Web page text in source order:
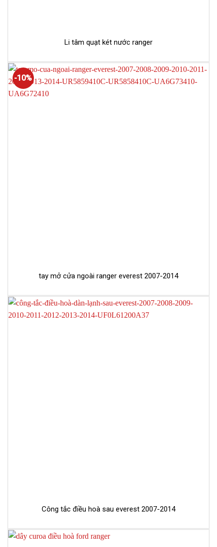
Li tâm quạt két nước ranger
-10%
tay mở cửa ngoài ranger everest 2007-2014
Công tắc điều hoà sau everest 2007-2014